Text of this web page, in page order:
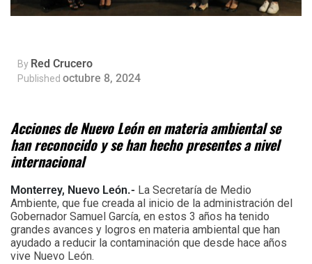
By Red Crucero
Published octubre 8, 2024
Acciones de Nuevo León en materia ambiental se
han reconocido y se han hecho presentes a nivel
internacional
Monterrey, Nuevo León.- La Secretaría de Medio
Ambiente, que fue creada al inicio de la administración del
Gobernador Samuel García, en estos 3 años ha tenido
grandes avances y logros en materia ambiental que han
ayudado a reducir la contaminación que desde hace años
vive Nuevo León.